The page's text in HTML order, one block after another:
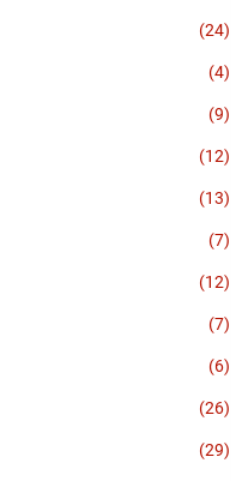
(24)
(4)
(9)
(12)
(13)
(7)
(12)
(7)
(6)
(26)
(29)